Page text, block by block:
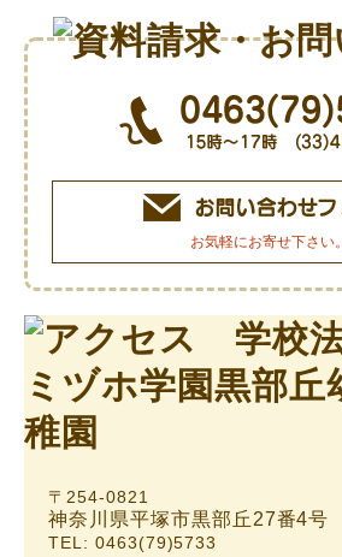
お気軽にお寄せ下さい。
〒254-0821
神奈川県平塚市黒部丘27番4号
TEL: 0463(79)5733